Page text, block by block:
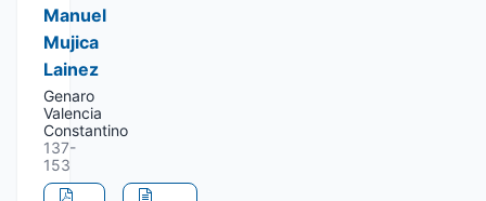
Manuel
Mujica
Lainez
Genaro
Valencia
Constantino
137-
153